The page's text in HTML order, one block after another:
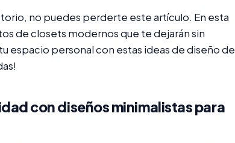
no puedes perderte este artículo. En esta
de closets modernos que te dejarán sin
espacio personal con estas ideas de diseño de
con diseños minimalistas para